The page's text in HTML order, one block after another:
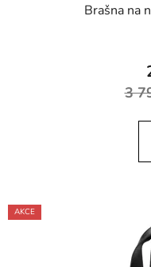
Brašna na
3
AKCE